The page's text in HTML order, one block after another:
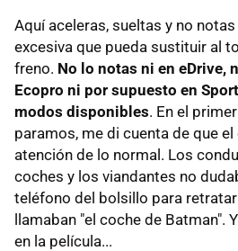
Aquí aceleras, sueltas y no
excesiva que pueda sustituir al
freno. No lo notas ni en eDrive,
Ecopro ni por supuesto en
modos disponibles. En el
paramos, me di cuenta de que
atención de lo normal. Los
coches y los viandantes no
teléfono del bolsillo para
llamaban "el coche de Batman".
en la película...